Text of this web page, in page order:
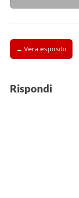
Post
navigation
← Vera esposito
Rispondi